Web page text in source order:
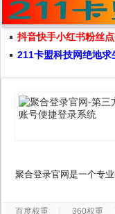
抖音快手小红书粉丝
211卡盟科技网绝地求
聚合登录官网是一个专
百度权重 360权重